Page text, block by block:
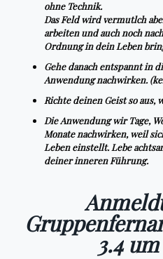
ohne Technik.
Das Feld wird vermutlch
arbeiten und auch noch
Ordnung in dein Leben
Gehe danach entspannt in
Anwendung nachwirken.
Richte deinen Geist so aus,
Die Anwendung wir Tage,
Monate nachwirken, weil
Leben einstellt. Lebe
deiner inneren Führung.
3.4